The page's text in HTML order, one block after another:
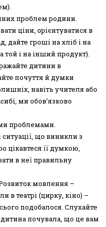
проблем родини.
ціни, орієнтуватися в
дайте гроші на хліб і на
і на інший продукт).
дитини в
почуття й думки
навіть учителя або
ми обов’язково
проблемами.
що виникли з
цікавтеся її думкою,
в неї правильну
мовлення –
в театрі (цирку, кіно) –
подобалося. Слухайте
почувала, що це вам